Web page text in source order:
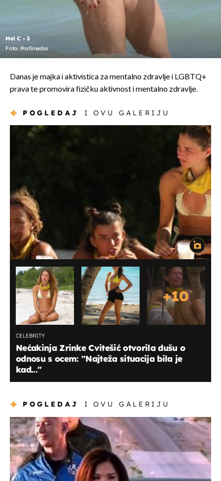
Mel C - 3
Foto: Profimedia
Danas je majka i aktivistica za mentalno zdravlje i LGBTQ+
prava te promovira fizičku aktivnost i mentalno zdravlje.
POGLEDAJ I OVU GALERIJU
+10
CELEBRITY
Nećakinja Zrinke Cvitešić otvorila dušu o
odnosu s ocem: ''Najteža situacija bila je
kad...''
POGLEDAJ I OVU GALERIJU